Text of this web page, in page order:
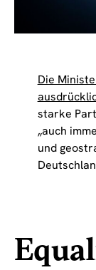
Die
starke
„auch
und